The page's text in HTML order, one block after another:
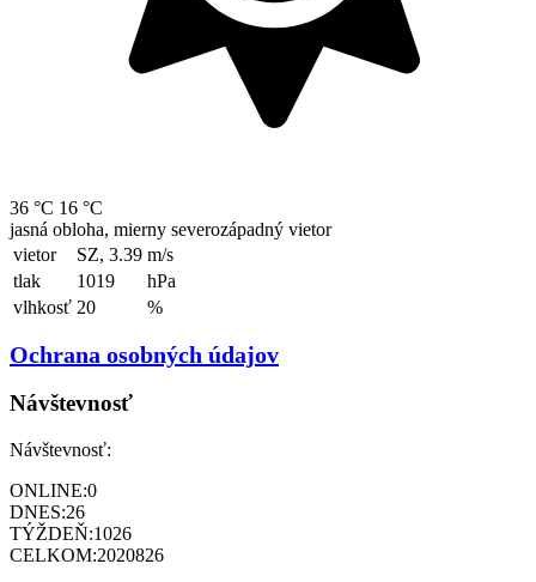
36 °C 16 °C
jasná obloha, mierny severozápadný vietor
vietor
SZ, 3.39 m/s
tlak
1019
hPa
vlhkosť 20 %
Ochrana osobných údajov
Návštevnosť
Návštevnosť:
ONLINE:0
DNES:26
TÝŽDEŇ:1026
CELKOM:2020826